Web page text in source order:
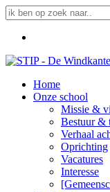
Home
Onze school
Missie &
Bestuur &
Verhaal
Oprichting
Vacatures
Interesse